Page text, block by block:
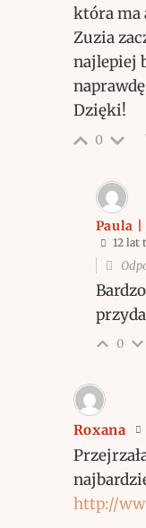
która ma
Zuzia
najlepiej
Dzięki!
0
Paula
12 lat
0
Roxana
http://